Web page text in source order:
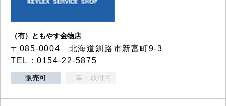
（有）ともやす金物店
〒085-0004 北海道釧路市新富町9-3
TEL：0154-22-5875
販売可 工事・取付可